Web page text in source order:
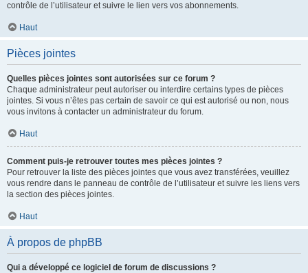
contrôle de l’utilisateur et suivre le lien vers vos abonnements.
Haut
Pièces jointes
Quelles pièces jointes sont autorisées sur ce forum ?
Chaque administrateur peut autoriser ou interdire certains types de pièces
jointes. Si vous n’êtes pas certain de savoir ce qui est autorisé ou non, nous
vous invitons à contacter un administrateur du forum.
Haut
Comment puis-je retrouver toutes mes pièces jointes ?
Pour retrouver la liste des pièces jointes que vous avez transférées, veuillez
vous rendre dans le panneau de contrôle de l’utilisateur et suivre les liens vers
la section des pièces jointes.
Haut
À propos de phpBB
Qui a développé ce logiciel de forum de discussions ?